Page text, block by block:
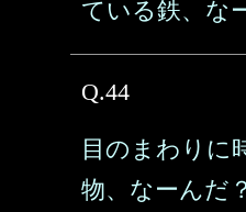
ている鉄、な
Q.44
目のまわりに
物、なーんだ？